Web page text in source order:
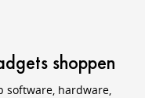
shoppen
software, hardware,